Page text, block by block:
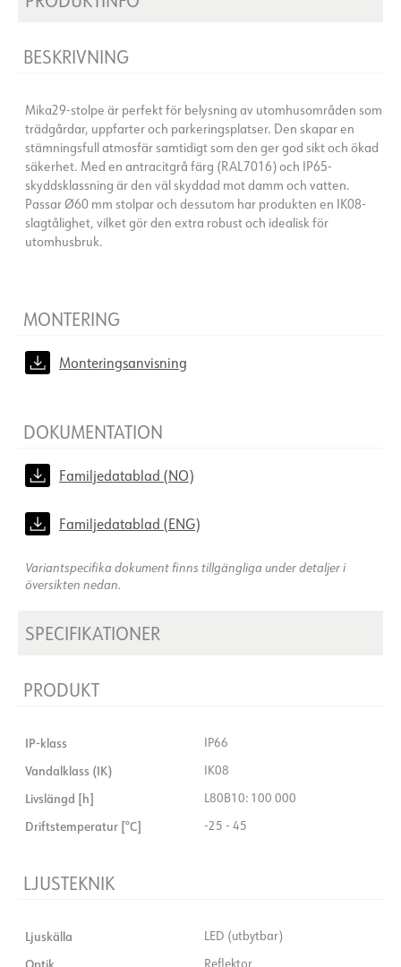
BESKRIVNING
Mika29-stolpe är perfekt för belysning av utomhusområden som
trädgårdar, uppfarter och parkeringsplatser. Den skapar en
stämningsfull atmosfär samtidigt som den ger god sikt och ökad
säkerhet. Med en antracitgrå färg (RAL7016) och IP65-
skyddsklassning är den väl skyddad mot damm och vatten.
Passar Ø60 mm stolpar och dessutom har produkten en IK08-
slagtålighet, vilket gör den extra robust och idealisk för
utomhusbruk.
MONTERING
Monteringsanvisning
DOKUMENTATION
Familjedatablad (NO)
Familjedatablad (ENG)
Variantspecifika dokument finns tillgängliga under detaljer i
översikten nedan.
SPECIFIKATIONER
PRODUKT
IP-klass IP66
Vandalklass (IK) IK08
Livslängd [h] L80B10: 100 000
Driftstemperatur [°C] -25 - 45
LJUSTEKNIK
Ljuskälla LED (utbytbar)
Reflektor